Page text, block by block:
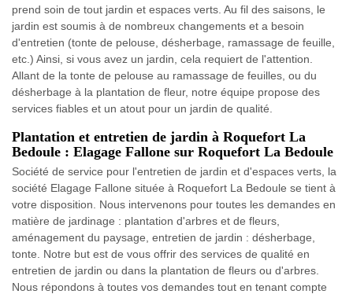
prend soin de tout jardin et espaces verts. Au fil des saisons, le
jardin est soumis à de nombreux changements et a besoin
d'entretien (tonte de pelouse, désherbage, ramassage de feuille,
etc.) Ainsi, si vous avez un jardin, cela requiert de l'attention.
Allant de la tonte de pelouse au ramassage de feuilles, ou du
désherbage à la plantation de fleur, notre équipe propose des
services fiables et un atout pour un jardin de qualité.
Plantation et entretien de jardin à Roquefort La
Bedoule : Elagage Fallone sur Roquefort La Bedoule
Société de service pour l'entretien de jardin et d'espaces verts, la
société Elagage Fallone située à Roquefort La Bedoule se tient à
votre disposition. Nous intervenons pour toutes les demandes en
matière de jardinage : plantation d'arbres et de fleurs,
aménagement du paysage, entretien de jardin : désherbage,
tonte. Notre but est de vous offrir des services de qualité en
entretien de jardin ou dans la plantation de fleurs ou d'arbres.
Nous répondons à toutes vos demandes tout en tenant compte